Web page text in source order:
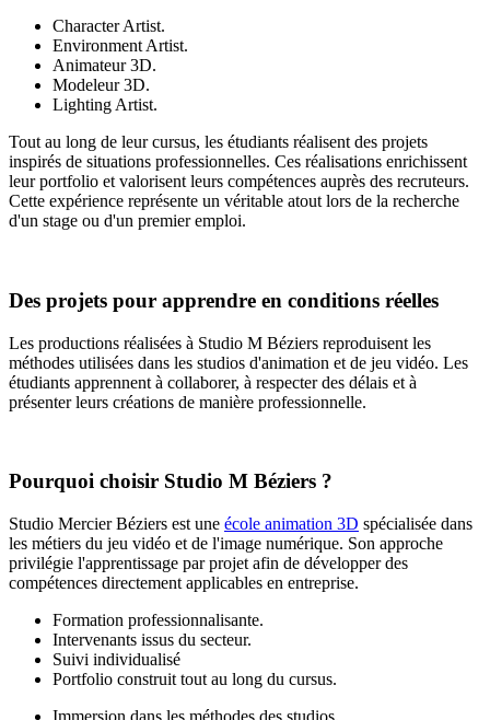
Character Artist.
Environment Artist.
Animateur 3D.
Modeleur 3D.
Lighting Artist.
Tout au long de leur cursus, les étudiants réalisent des projets
inspirés de situations professionnelles. Ces réalisations enrichissent
leur portfolio et valorisent leurs compétences auprès des recruteurs.
Cette expérience représente un véritable atout lors de la recherche
d'un stage ou d'un premier emploi.
Des projets pour apprendre en conditions réelles
Les productions réalisées à Studio M Béziers reproduisent les
méthodes utilisées dans les studios d'animation et de jeu vidéo. Les
étudiants apprennent à collaborer, à respecter des délais et à
présenter leurs créations de manière professionnelle.
Pourquoi choisir Studio M Béziers ?
Studio Mercier Béziers est une école animation 3D spécialisée dans
les métiers du jeu vidéo et de l'image numérique. Son approche
privilégie l'apprentissage par projet afin de développer des
compétences directement applicables en entreprise.
Formation professionnalisante.
Intervenants issus du secteur.
Suivi individualisé
Portfolio construit tout au long du cursus.
Immersion dans les méthodes des studios.